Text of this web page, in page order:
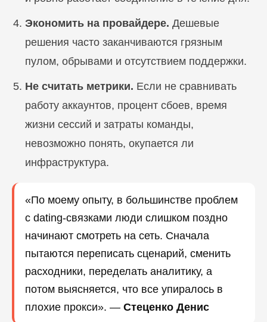
Экономить на провайдере. Дешевые
решения часто заканчиваются грязным
пулом, обрывами и отсутствием поддержки.
Не считать метрики. Если не сравнивать
работу аккаунтов, процент сбоев, время
жизни сессий и затраты команды,
невозможно понять, окупается ли
инфраструктура.
«По моему опыту, в большинстве проблем
с dating-связками люди слишком поздно
начинают смотреть на сеть. Сначала
пытаются переписать сценарий, сменить
расходники, переделать аналитику, а
потом выясняется, что все упиралось в
плохие прокси». — Стеценко Денис